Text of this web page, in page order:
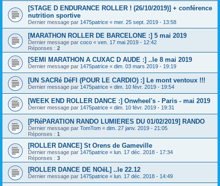
[STAGE D ENDURANCE ROLLER ! (26/10/2019)] + conférence
nutrition sportive
Dernier message par 1475patrice « mer. 25 sept. 2019 - 13:58
[MARATHON ROLLER DE BARCELONE :] 5 mai 2019
Dernier message par coco « ven. 17 mai 2019 - 12:42
Réponses : 2
[SEMI MARATHON A CUXAC D AUDE :] ..le 8 mai 2019
Dernier message par 1475patrice « dim. 03 mars 2019 - 19:19
[UN SACRé DéFI (POUR LE CARDIO) :] Le mont ventoux !!!
Dernier message par 1475patrice « dim. 10 févr. 2019 - 19:54
[WEEK END ROLLER DANCE :] Onwheel's - Paris - mai 2019
Dernier message par 1475patrice « dim. 10 févr. 2019 - 19:31
[PRéPARATION RANDO LUMIERES DU 01/02/2019] RANDO
Dernier message par TomTom « dim. 27 janv. 2019 - 21:05
Réponses : 1
[ROLLER DANCE] St Orens de Gameville
Dernier message par 1475patrice « lun. 17 déc. 2018 - 17:34
Réponses : 3
[ROLLER DANCE DE NOëL] ..le 22.12
Dernier message par 1475patrice « lun. 17 déc. 2018 - 14:49